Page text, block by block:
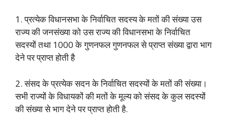
1. प्रत्येक विधानसभा के निर्वाचित सदस्य के मतों की संख्या उस
राज्य की जनसंख्या को उस राज्य की विधानसभा के निर्वाचित
सदस्यों तथा 1000 के गुणनफल गुणनफल से प्राप्त संख्या द्वारा भाग
देने पर प्राप्त होती है
2. संसद के प्रत्येक सदन के निर्वाचित सदस्यों के मतों की संख्या।
सभी राज्यों के विधायकों की मतों के मूल्य को संसद के कुल सदस्यों
की संख्या से भाग देने पर प्राप्त होती है.